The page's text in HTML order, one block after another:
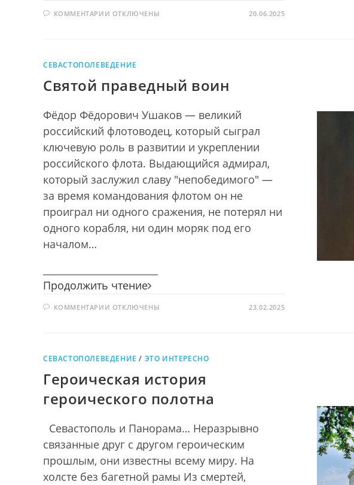
помнить!
КОММЕНТАРИИ КОТКЛЮЧЕНЫ 20.06.2025
СЕВАСТОПОЛЕВЕДЕНИЕ
Святой праведный воин
Фёдор Фёдорович Ушаков — великий
российский флотоводец, который сыграл
ключевую роль в развитии и укреплении
российского флота. Выдающийся адмирал,
который заслужил славу "непобедимого" —
за время командования флотом он не
проиграл ни одного сражения, не потерял ни
одного корабля, ни один моряк под его
началом…
Продолжить чтение Святой
воин
КОММЕНТАРИИ КОТКЛЮЧЕНЫ 23.02.2025
СЕВАСТОПОЛЕВЕДЕНИЕ / ЭТО ИНТЕРЕСНО
Героическая история
героического полотна
Севастополь и Панорама… Неразрывно
связанные друг с другом героическим
прошлым, они известны всему миру. На
холсте без багетной рамы Из смертей,